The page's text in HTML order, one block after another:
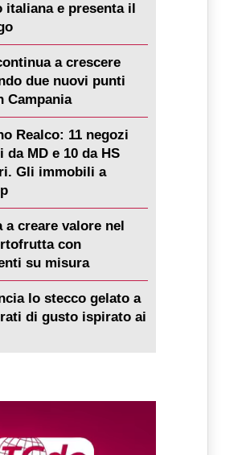
italiana e presenta il
a crescere
due nuovi punti
Campania
Realco: 11 negozi
da MD e 10 da HS
Gli immobili a
a creare valore nel
con
su misura
lo stecco gelato a
di gusto ispirato ai